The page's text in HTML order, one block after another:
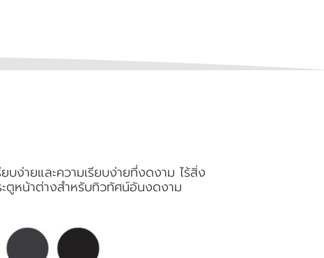
บง่ายและความเรียบง่ายที่งดงาม ไร้สิ่ง
ตูหน้าต่างสำหรับทิวทัศน์อันงดงาม